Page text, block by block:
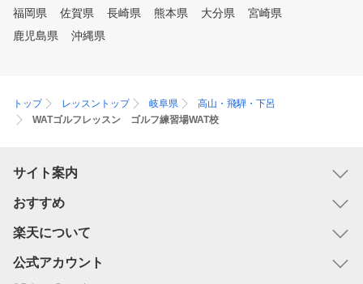
福岡県
佐賀県 長崎県 熊本県 大分県
宮崎県
鹿児島県
沖縄県
トップ レッスントップ 岐阜県
高山・飛騨・下呂
WATゴルフレッスン ゴルフ練習場WAT校
サイト案内
おすすめ
楽天について
公式アカウント